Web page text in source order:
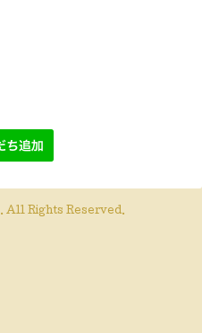
. All Rights Reserved.